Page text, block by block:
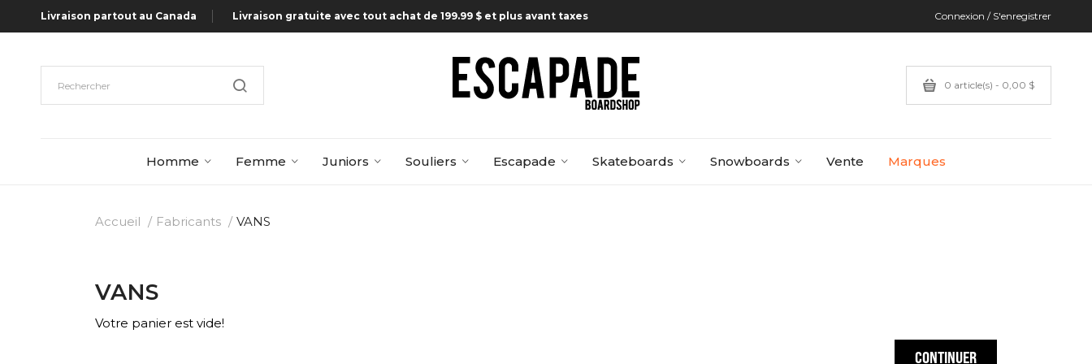
Livraison partout au Canada Livraison gratuite avec tout achat de 199.99 $ et plus avant taxes Connexion / S'enregistrer
0 article(s) - 0,00 $
Homme Marques
Femme Vente
Juniors Snowboards
Souliers Skateboards
Escapade
Accueil Fabricants VANS
VANS
Votre panier est vide!
CONTINUER